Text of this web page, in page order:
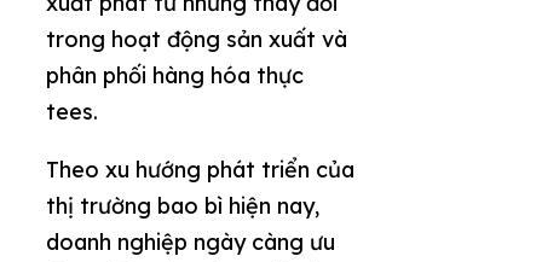
trong hoạt động sản xuất và
phân phối hàng hóa thực
tees.
Theo xu hướng phát triển của
thị trường bao bì hiện nay,
doanh nghiệp ngày càng ưu